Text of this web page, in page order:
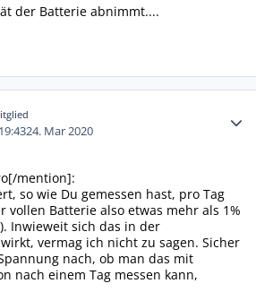
der Batterie abnimmt....
24. Mar 2020
mention]:
so wie Du gemessen hast, pro Tag
vollen Batterie also etwas mehr als 1%
Inwieweit sich das in der
vermag ich nicht zu sagen. Sicher
nach, ob man das mit
nach einem Tag messen kann,